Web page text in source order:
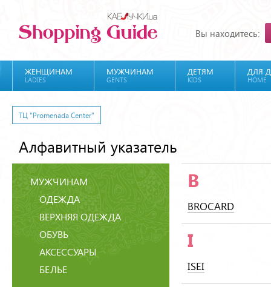
Вы находитесь:
ЖЕНЩИНАМ
LADIES
МУЖЧИНАМ
GENTS
ДЕТЯМ
KIDS
ДЛЯ
HOME
ТЦ "Promenada Center"
Алфавитный указатель
МУЖЧИНАМ
ОДЕЖДА
ВЕРХНЯЯ ОДЕЖДА
ОБУВЬ
АКСЕССУАРЫ
БЕЛЬЕ
B
BROCARD
I
ISEI